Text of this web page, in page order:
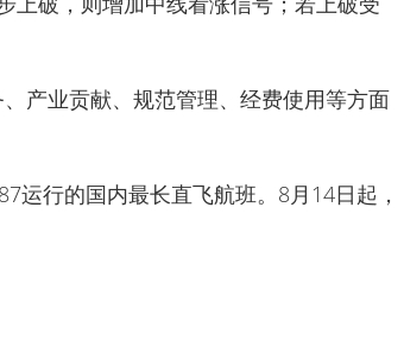
产业贡献、规范管理、经费使用等方面
运行的国内最长直飞航班。8月14日起，